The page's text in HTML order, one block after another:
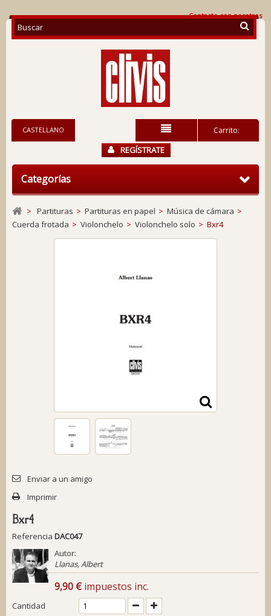
Contacte con nosotros
Carrito:
CASTELLANO
REGÍSTRATE
Categorías
> Partituras > Partituras en papel > Música de cámara >
Cuerda frotada > Violonchelo > Violonchelo solo > Bxr4
Enviar a un amigo
Imprimir
Bxr4
Referencia DAC047
Autor:
Llanas, Albert
9,90 € impuestos inc.
Cantidad